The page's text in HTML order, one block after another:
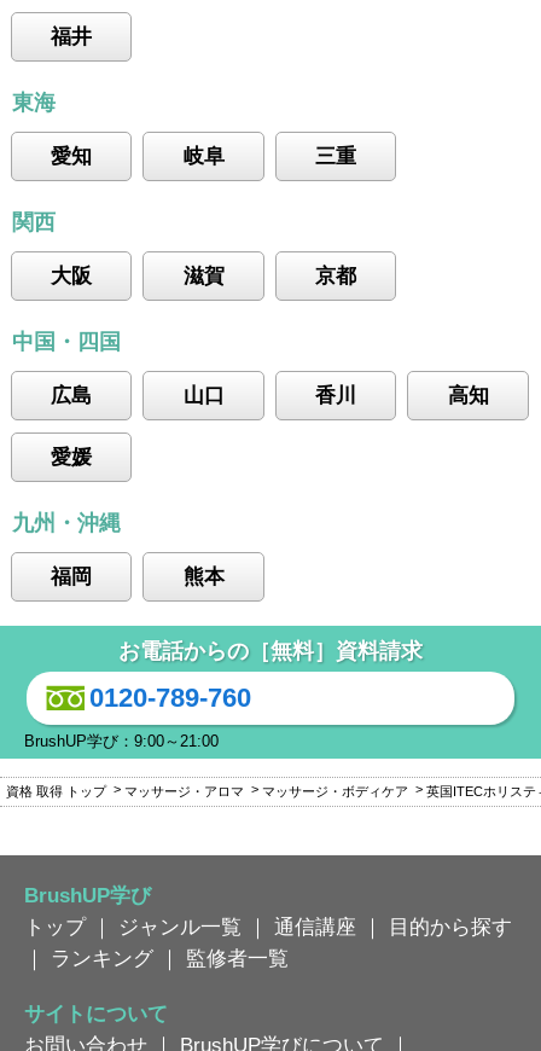
福井
東海
愛知 岐阜 三重
関西
大阪 滋賀 京都
中国・四国
広島 山口 香川 高知
愛媛
九州・沖縄
福岡 熊本
お電話からの［無料］資料請求
0120-789-760
BrushUP学び：9:00～21:00
資格 取得 トップ マッサージ・アロマ マッサージ・ボディケア 英国ITECホリステ
BrushUP学び
トップ｜ ジャンル一覧 ｜ 通信講座 ｜
目的から探す
｜
ランキング ｜ 監修者一覧
サイトについて
お問い合わせ ｜ BrushUP学びについて ｜